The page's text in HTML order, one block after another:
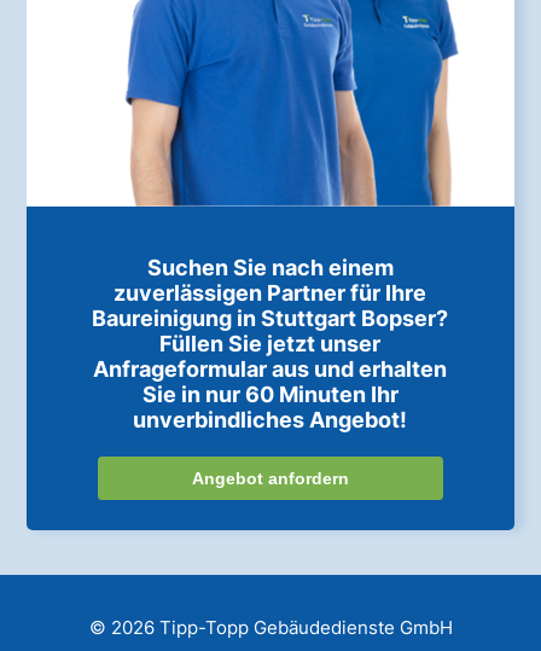
Suchen Sie nach einem
zuverlässigen Partner für Ihre
Baureinigung in Stuttgart Bopser?
Füllen Sie jetzt unser
Anfrageformular aus und erhalten
Sie in nur 60 Minuten Ihr
unverbindliches Angebot!
Angebot anfordern
© 2026 Tipp-Topp Gebäudedienste GmbH